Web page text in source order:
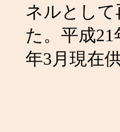
ネルとし
た。平成
年3月現在